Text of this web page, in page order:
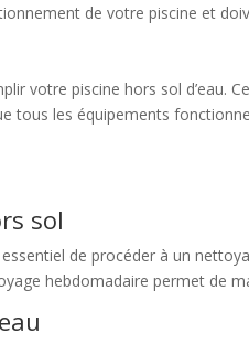
de votre piscine et
votre piscine hors sol d’eau.
tous les équipements
sol
de procéder à un
hebdomadaire permet de